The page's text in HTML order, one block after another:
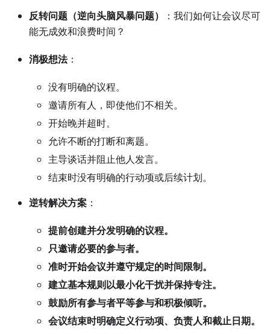
反转问题（逆向头脑风暴问题）
：我们如何让会议尽可
能无成效和浪费时间？
消极想法：
没有明确的议程。
邀请所有人，即使他们不相关。
开始晚并超时。
允许不断的打断和离题。
主导谈话并阻止他人发言。
结束时没有明确的行动项或后续计划。
逆转解决方案 ：
提前创建并分发明确的议程。
只邀请必要的参与者。
准时开始会议并遵守规定的时间限制。
建立基本规则以最小化干扰并保持专注。
鼓励所有参与者平等参与和积极倾听。
会议结束时明确定义行动项、负责人和截止日期。